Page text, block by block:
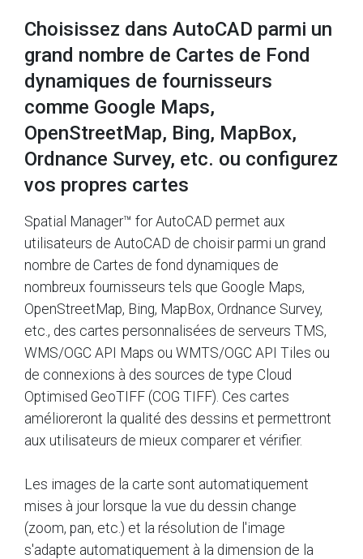
Choisissez dans AutoCAD parmi un
grand nombre de Cartes de Fond
dynamiques de fournisseurs
comme Google Maps,
OpenStreetMap, Bing, MapBox,
Ordnance Survey, etc. ou configurez
vos propres cartes
Spatial Manager™ for AutoCAD permet aux
utilisateurs de AutoCAD de choisir parmi un grand
nombre de Cartes de fond dynamiques de
nombreux fournisseurs tels que Google Maps,
OpenStreetMap, Bing, MapBox, Ordnance Survey,
etc., des cartes personnalisées de serveurs TMS,
WMS/OGC API Maps ou WMTS/OGC API Tiles ou
de connexions à des sources de type Cloud
Optimised GeoTIFF (COG TIFF). Ces cartes
amélioreront la qualité des dessins et permettront
aux utilisateurs de mieux comparer et vérifier.
Les images de la carte sont automatiquement
mises à jour lorsque la vue du dessin change
(zoom, pan, etc.) et la résolution de l'image
s'adapte automatiquement à la dimension de la